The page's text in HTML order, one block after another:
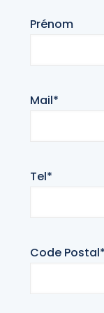
Prénom
Mail*
Tel*
Code